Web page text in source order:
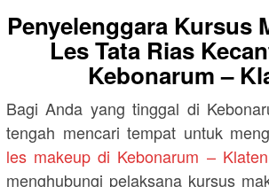
Penyelenggara Kursus
Les Tata Rias
Kebonarum –
Bagi Anda yang tinggal di
tengah mencari tempat untuk
les makeup di Kebonarum – Klaten
menghubungi pelaksana kursus